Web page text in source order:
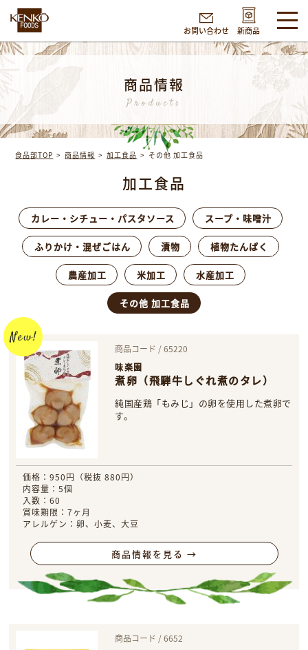
お問い合わせ 新商品
商品情報
Products
食品部TOP 商品情報 加工食品 その他 加工食品
加工食品
カレー・シチュー・パスタソース スープ・味噌汁
ふりかけ・混ぜごはん 漬物 植物たんぱく
農産加工 米加工 水産加工
その他 加工食品
商品コード / 65220
味楽園
煮卵（飛騨牛しぐれ煮のタレ）
純国産鶏「もみじ」の卵を使用した煮卵で
す。
価格：950円（税抜 880円）
内容量：5個
入数：60
賞味期限：7ヶ月
アレルゲン：卵、小麦、大豆
商品情報を見る →
商品コード / 6652